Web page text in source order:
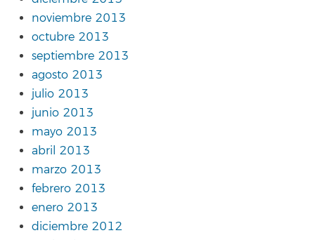
noviembre 2013
octubre 2013
septiembre 2013
agosto 2013
julio 2013
junio 2013
mayo 2013
abril 2013
marzo 2013
febrero 2013
enero 2013
diciembre 2012